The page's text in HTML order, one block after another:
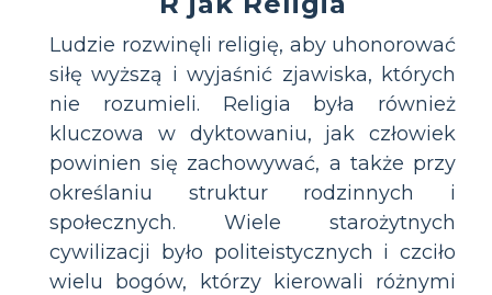
Ludzie rozwinęli religię, aby uhonorować
siłę wyższą i wyjaśnić zjawiska, których
nie rozumieli. Religia była również
kluczowa w dyktowaniu, jak człowiek
powinien się zachowywać, a także przy
określaniu struktur rodzinnych i
społecznych. Wiele starożytnych
cywilizacji było politeistycznych i czciło
wielu bogów, którzy kierowali różnymi